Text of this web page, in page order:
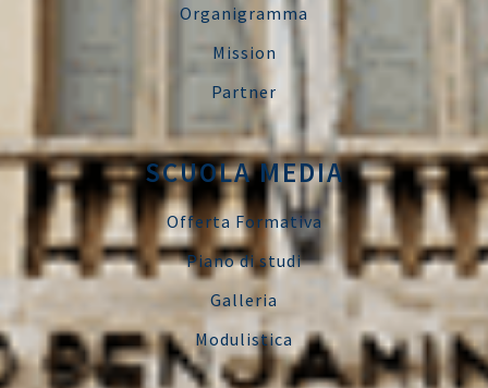
Organigramma
Mission
Partner
SCUOLA MEDIA
Offerta Formativa
Piano di studi
Galleria
Modulistica